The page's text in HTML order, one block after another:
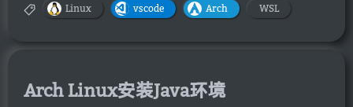
Linux vscode Arch WSL
Arch Linux安装Java环境